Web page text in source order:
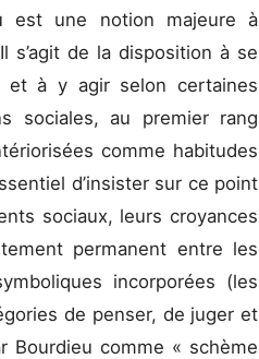
est une notion majeure à
s’agit de la disposition à se
et à y agir selon certaines
sociales, au premier rang
comme habitudes
d’insister sur ce point
sociaux, leurs croyances
permanent entre les
incorporées (les
de penser, de juger et
Bourdieu comme « schème